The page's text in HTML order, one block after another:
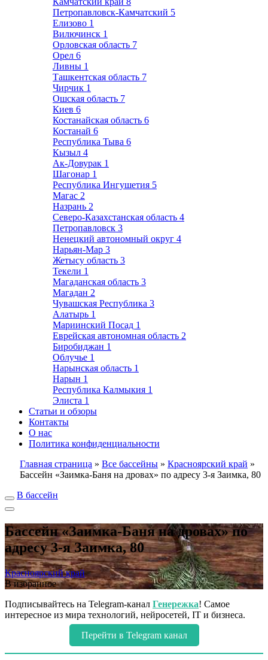
Петропавловск-Камчатский 5
Елизово 1
Вилючинск 1
Орловская область 7
Орел 6
Ливны 1
Ташкентская область 7
Чирчик 1
Ошская область 7
Киев 6
Костанайская область 6
Костанай 6
Республика Тыва 6
Кызыл 4
Ак-Довурак 1
Шагонар 1
Республика Ингушетия 5
Магас 2
Назрань 2
Северо-Казахстанская область 4
Петропавловск 3
Ненецкий автономный округ 4
Нарьян-Мар 3
Жетысу область 3
Текели 1
Магаданская область 3
Магадан 2
Чувашская Республика 3
Алатырь 1
Мариинский Посад 1
Еврейская автономная область 2
Биробиджан 1
Облучье 1
Нарынская область 1
Нарын 1
Республика Калмыкия 1
Элиста 1
Статьи и обзоры
Контакты
О нас
Политика конфиденциальности
Главная страница » Все бассейны » Красноярский край »
Бассейн «Заимка-Баня на дровах» по адресу 3-я Заимка, 80
В бассейн
Бассейн «Заимка-Баня на дровах» по
адресу 3-я Заимка, 80
Красноярский край
В избранное
Подписывайтесь на Telegram-канал Генережка! Самое
интересное из мира технологий, нейросетей, IT и бизнеса.
Перейти в Telegram канал